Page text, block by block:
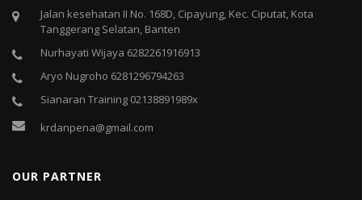
Jalan kesehatan II No. 168D, Cipayung, Kec. Ciputat, Kota
Tanggerang Selatan, Banten
Nurhayati Wijaya 6282261916913
Aryo Nugroho 6281296794263
Sianaran Training 02138891989x
krdanpena@gmail.com
OUR PARTNER